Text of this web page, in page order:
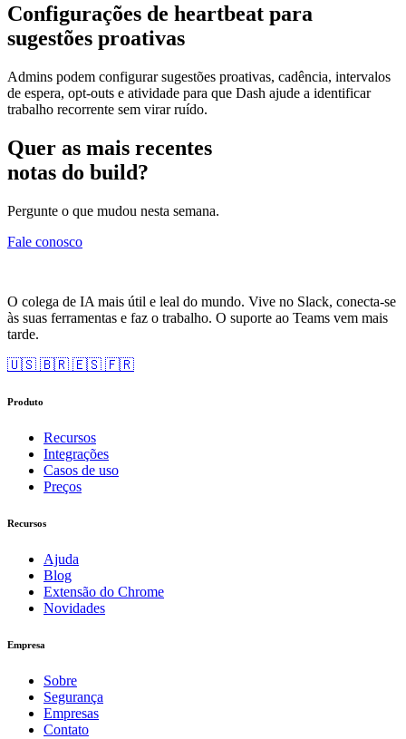
Configurações de heartbeat para
sugestões proativas
Admins podem configurar sugestões proativas, cadência, intervalos
de espera, opt-outs e atividade para que Dash ajude a identificar
trabalho recorrente sem virar ruído.
Quer as mais recentes
notas do build?
Pergunte o que mudou nesta semana.
Fale conosco
O colega de IA mais útil e leal do mundo. Vive no Slack, conecta-se
às suas ferramentas e faz o trabalho. O suporte ao Teams vem mais
tarde.
🇺🇸 🇧🇷 🇪🇸 🇫🇷
Produto
Recursos
Integrações
Casos de uso
Preços
Recursos
Ajuda
Blog
Extensão do Chrome
Novidades
Empresa
Sobre
Segurança
Empresas
Contato